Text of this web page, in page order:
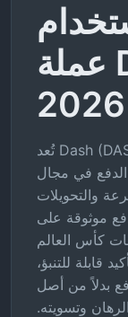
عملة Dash الرقمية:
تُعد Dash (DASH) إحدى العملات الرقمية الأكثر نضجًا
الدفع في مجال
والتحويلات
موثوقة على
لمراهنات كأس العالم
قابلة للتنبؤ،
بدلاً من أصل
وتسويته.